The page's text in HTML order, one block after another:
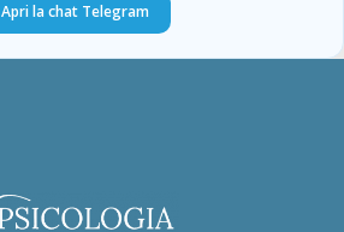
Apri la chat Telegram